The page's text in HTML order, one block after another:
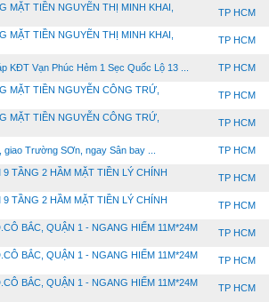
MẶT TIỀN NGUYẼN THỊ MINH KHAI,
TP HCM
MẶT TIỀN NGUYẼN THỊ MINH KHAI,
TP HCM
KĐT Vạn Phúc Hẻm 1 Sẹc Quốc Lộ 13 ... TP HCM
MẶT TIỀN NGUYỄN CÔNG TRỨ,
TP HCM
MẶT TIỀN NGUYỄN CÔNG TRỨ,
TP HCM
Trường SƠn, ngay Sân bay ... TP HCM
TẦNG 2 HẦM MẶT TIỀN LÝ CHÍNH
TP HCM
TẦNG 2 HẦM MẶT TIỀN LÝ CHÍNH
TP HCM
BẮC, QUẬN 1 - NGANG HIẾM 11M*24M
TP HCM
BẮC, QUẬN 1 - NGANG HIẾM 11M*24M
TP HCM
BẮC, QUẬN 1 - NGANG HIẾM 11M*24M
TP HCM